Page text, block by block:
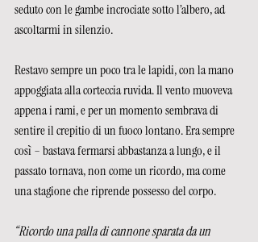
seduto con le gambe incrociate sotto l’albero, ad
ascoltarmi in silenzio.
Restavo sempre un poco tra le lapidi, con la mano
appoggiata alla corteccia ruvida. Il vento muoveva
appena i rami, e per un momento sembrava di
sentire il crepitio di un fuoco lontano. Era sempre
così – bastava fermarsi abbastanza a lungo, e il
passato tornava, non come un ricordo, ma come
una stagione che riprende possesso del corpo.
“Ricordo una palla di cannone sparata da un